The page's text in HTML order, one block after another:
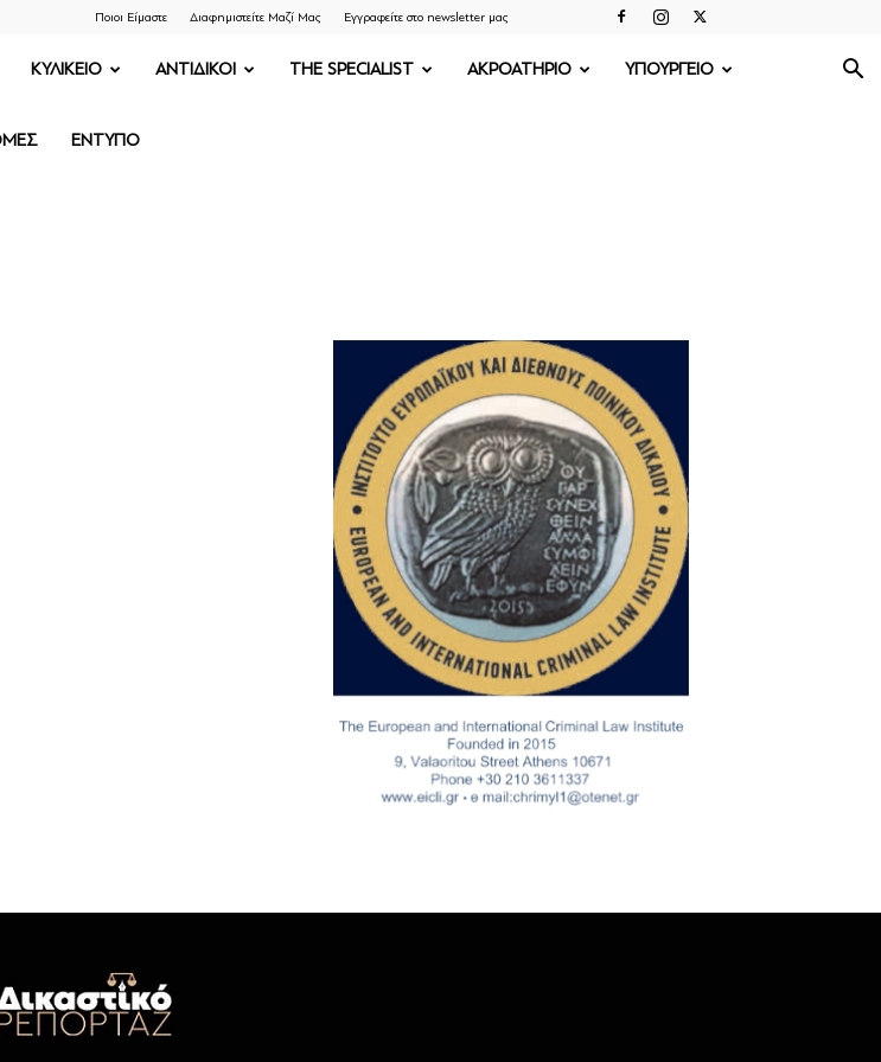
Ποιοι Είμαστε Διαφημιστείτε Μαζί Μας Εγγραφείτε στο newsletter μας
ΚΥΛΙΚΕΙΟ ΑΝΤΙΔΙΚΟΙ THE SPECIALIST ΑΚΡΟΑΤΗΡΙΟ ΥΠΟΥΡΓΕΙΟ
ΕΝΤΥΠΟ